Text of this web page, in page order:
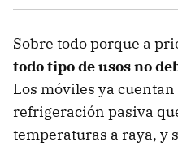
Sobre todo porque a
todo tipo de usos no
Los móviles ya
refrigeración pasiva
temperaturas a raya, y